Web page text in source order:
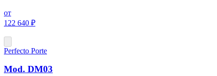
от
122 640 ₽
Perfecto Porte
Mod. DM03